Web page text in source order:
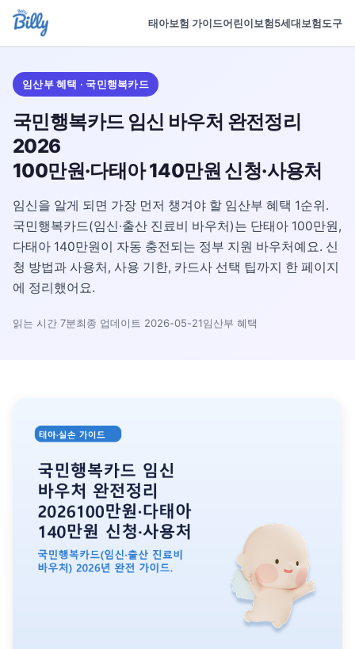
태아보험 가이드어린이보험5세대보험도구
임산부 혜택 · 국민행복카드
국민행복카드 임신 바우처 완전정리
2026
100만원·다태아 140만원 신청·사용처
임신을 알게 되면 가장 먼저 챙겨야 할 임산부 혜택 1순위.
국민행복카드(임신·출산 진료비 바우처)는 단태아 100만원,
다태아 140만원이 자동 충전되는 정부 지원 바우처예요. 신
청 방법과 사용처, 사용 기한, 카드사 선택 팁까지 한 페이지
에 정리했어요.
읽는 시간 7분최종 업데이트 2026-05-21임산부 혜택